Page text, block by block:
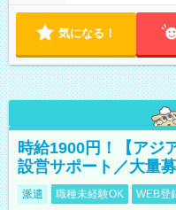
気になる！
時給1900円！【アジ
設営サポート／大量
派遣 職種未経験OK WEB登